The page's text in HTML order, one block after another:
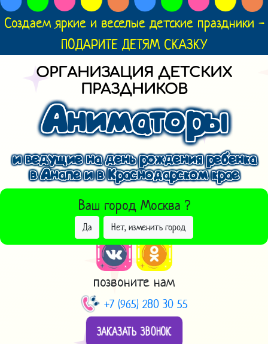
Создаем яркие и веселые детские праздники -
ПОДАРИТЕ ДЕТЯМ СКАЗКУ
ОРГАНИЗАЦИЯ ДЕТСКИХ
ПРАЗДНИКОВ
Аниматоры
и ведущие на день рождения ребенка
в Анапе и в Краснодарском крае
Ваш город Москва ?
Да Нет, изменить город
ВЫБРАТЬ ДРУГОЙ ГОРОД
позвоните нам
+7 (965) 280 30 55
ЗАКАЗАТЬ ЗВОНОК